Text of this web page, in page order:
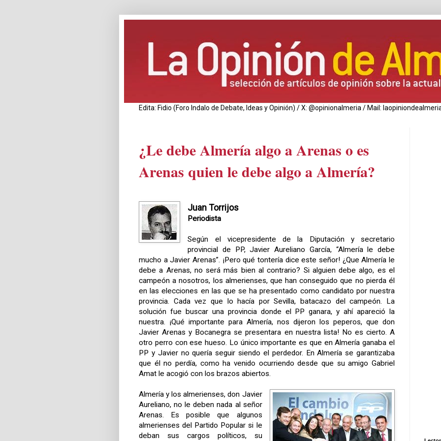
Edita: Fidio (Foro Indalo de Debate, Ideas y Opinión) / X: @opinionalmeria / Mail:
¿Le debe Almería algo a Arenas o es
Arenas quien le debe algo a Almería?
Juan Torrijos
Periodista
Según el vicepresidente de la Diputación y secretario
provincial de PP, Javier Aureliano García, “Almería le debe
mucho a Javier Arenas”. ¡Pero qué tontería dice este señor! ¿Que Almería le
debe a Arenas, no será más bien al contrario? Si alguien debe algo, es el
campeón a nosotros, los almerienses, que han conseguido que no pierda él
en las elecciones en las que se ha presentado como candidato por nuestra
provincia. Cada vez que lo hacía por Sevilla, batacazo del campeón. La
solución fue buscar una provincia donde el PP ganara, y ahí apareció la
nuestra. ¡Qué importante para Almería, nos dijeron los peperos, que don
Javier Arenas y Bocanegra se presentara en nuestra lista! No es cierto. A
otro perro con ese hueso. Lo único importante es que en Almería ganaba el
PP y Javier no quería seguir siendo el perdedor. En Almería se garantizaba
que él no perdía, como ha venido ocurriendo desde que su amigo Gabriel
Amat le acogió con los brazos abiertos.
Almería y los almerienses, don Javier
Aureliano, no le deben nada al señor
Arenas. Es posible que algunos
almerienses del Partido Popular si le
deban sus cargos políticos, su